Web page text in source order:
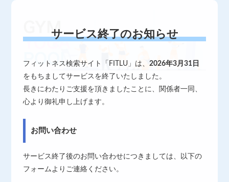
サービス終了のお知らせ
フィットネス検索サイト「FITLU」は、 2026年3月31日
をもちましてサービスを終了いたしました。
長きにわたりご支援を頂きましたことに、関係者一同、
心より御礼申し上げます。
お問い合わせ
サービス終了後のお問い合わせにつきましては、以下の
フォームよりご連絡ください。